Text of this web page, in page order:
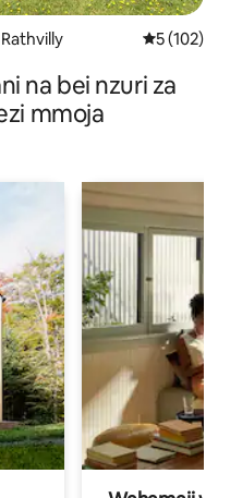
Ukadiriaji
5 (102)
na bei nzuri za
mmoja